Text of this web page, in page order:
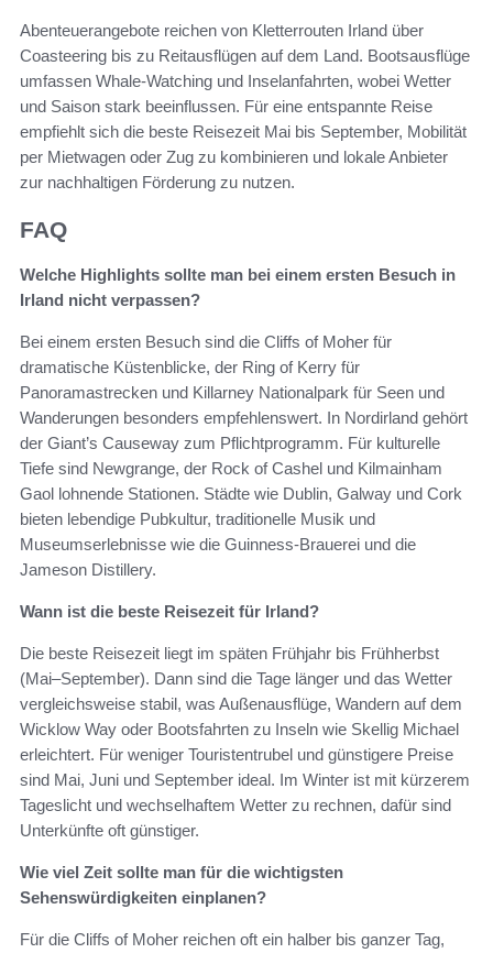
Abenteuerangebote reichen von Kletterrouten Irland über
Coasteering bis zu Reitausflügen auf dem Land. Bootsausflüge
umfassen Whale-Watching und Inselanfahrten, wobei Wetter
und Saison stark beeinflussen. Für eine entspannte Reise
empfiehlt sich die beste Reisezeit Mai bis September, Mobilität
per Mietwagen oder Zug zu kombinieren und lokale Anbieter
zur nachhaltigen Förderung zu nutzen.
FAQ
Welche Highlights sollte man bei einem ersten Besuch in
Irland nicht verpassen?
Bei einem ersten Besuch sind die Cliffs of Moher für
dramatische Küstenblicke, der Ring of Kerry für
Panoramastrecken und Killarney Nationalpark für Seen und
Wanderungen besonders empfehlenswert. In Nordirland gehört
der Giant’s Causeway zum Pflichtprogramm. Für kulturelle
Tiefe sind Newgrange, der Rock of Cashel und Kilmainham
Gaol lohnende Stationen. Städte wie Dublin, Galway und Cork
bieten lebendige Pubkultur, traditionelle Musik und
Museumserlebnisse wie die Guinness-Brauerei und die
Jameson Distillery.
Wann ist die beste Reisezeit für Irland?
Die beste Reisezeit liegt im späten Frühjahr bis Frühherbst
(Mai–September). Dann sind die Tage länger und das Wetter
vergleichsweise stabil, was Außenausflüge, Wandern auf dem
Wicklow Way oder Bootsfahrten zu Inseln wie Skellig Michael
erleichtert. Für weniger Touristentrubel und günstigere Preise
sind Mai, Juni und September ideal. Im Winter ist mit kürzerem
Tageslicht und wechselhaftem Wetter zu rechnen, dafür sind
Unterkünfte oft günstiger.
Wie viel Zeit sollte man für die wichtigsten
Sehenswürdigkeiten einplanen?
Für die Cliffs of Moher reichen oft ein halber bis ganzer Tag,